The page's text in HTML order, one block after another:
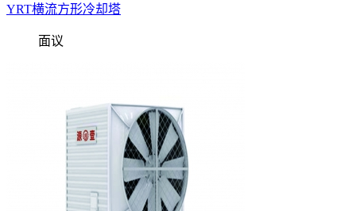
YRT横流方形冷却塔
面议